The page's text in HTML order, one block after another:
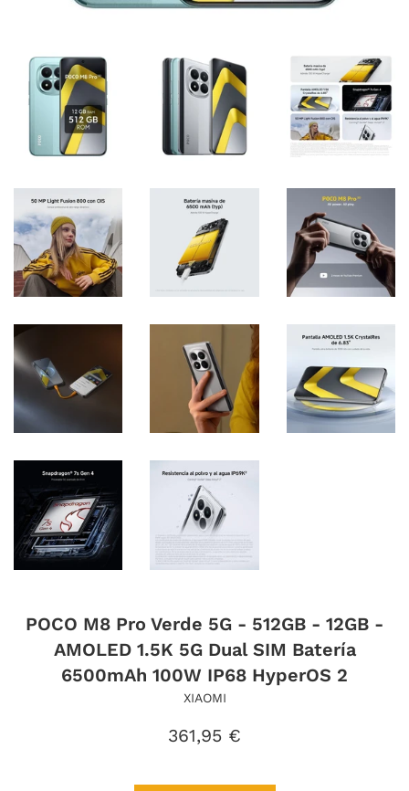
POCO M8 Pro Verde 5G - 512GB - 12GB -
AMOLED 1.5K 5G Dual SIM Batería
6500mAh 100W IP68 HyperOS 2
XIAOMI
Precio
361,95 €